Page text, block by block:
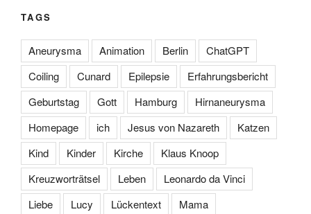
TAGS
Aneurysma Animation Berlin
ChatGPT
Coiling
Cunard Epilepsie
Erfahrungsbericht
Geburtstag
Gott Hamburg
Hirnaneurysma
Homepage
ich Jesus von Nazareth
Katzen
Kind
Kinder Kirche
Klaus Knoop
Kreuzworträtsel
Leben
Leonardo da Vinci
Liebe
Lucy Lückentext
Mama